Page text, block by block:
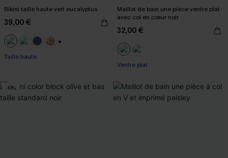
Bikini taille haute vert eucalyptus
39,00 €
Taille haute
Maillot de bain une pièce ventre plat
avec col en cœur noir
32,00 €
Ventre plat
-10%